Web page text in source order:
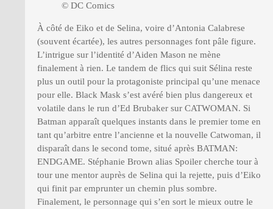
© DC Comics
À côté de Eiko et de Selina, voire d’Antonia Calabrese
(souvent écartée), les autres personnages font pâle figure.
L’intrigue sur l’identité d’Aiden Mason ne mène
finalement à rien. Le tandem de flics qui suit Sélina reste
plus un outil pour la protagoniste principal qu’une menace
pour elle. Black Mask s’est avéré bien plus dangereux et
volatile dans le run d’Ed Brubaker sur CATWOMAN. Si
Batman apparaît quelques instants dans le premier tome en
tant qu’arbitre entre l’ancienne et la nouvelle Catwoman, il
disparaît dans le second tome, situé après BATMAN:
ENDGAME. Stéphanie Brown alias Spoiler cherche tour à
tour une mentor auprès de Selina qui la rejette, puis d’Eiko
qui finit par emprunter un chemin plus sombre.
Finalement, le personnage qui s’en sort le mieux outre le